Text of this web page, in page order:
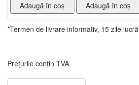
Adaugă în coş
Adaugă în coş
*Termen de livrare informativ, 15 zile
Prețurile conțin TVA.